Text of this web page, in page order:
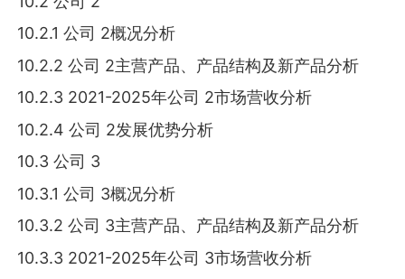
10.2.1 公司 2概况分析
10.2.2 公司 2主营产品、产品结构及新产品分析
10.2.3 2021-2025年公司 2市场营收分析
10.2.4 公司 2发展优势分析
10.3 公司 3
10.3.1 公司 3概况分析
10.3.2 公司 3主营产品、产品结构及新产品分析
10.3.3 2021-2025年公司 3市场营收分析